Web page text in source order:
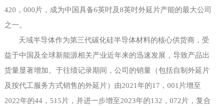
420，000片，成为中国具备6英吋及8英吋外延片产能的最大公司
之一。
天域半导体作为第三代碳化硅半导体材料的核心供货商，受
益于中国及全球新能源相关产业近年来的迅速发展，导致产品出
货量显著增加。于往绩记录期间，公司的销量（包括自制外延片
及按代工服务方式销售的外延片）由2021年的17，001片增至
2022年的44，515片，并进一步增至2023年的132，072片，复合